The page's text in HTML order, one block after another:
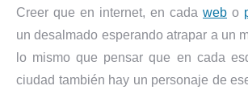
Creer que en internet, en cada web o
un desalmado esperando atrapar a un
lo mismo que pensar que en cada
ciudad también hay un personaje de